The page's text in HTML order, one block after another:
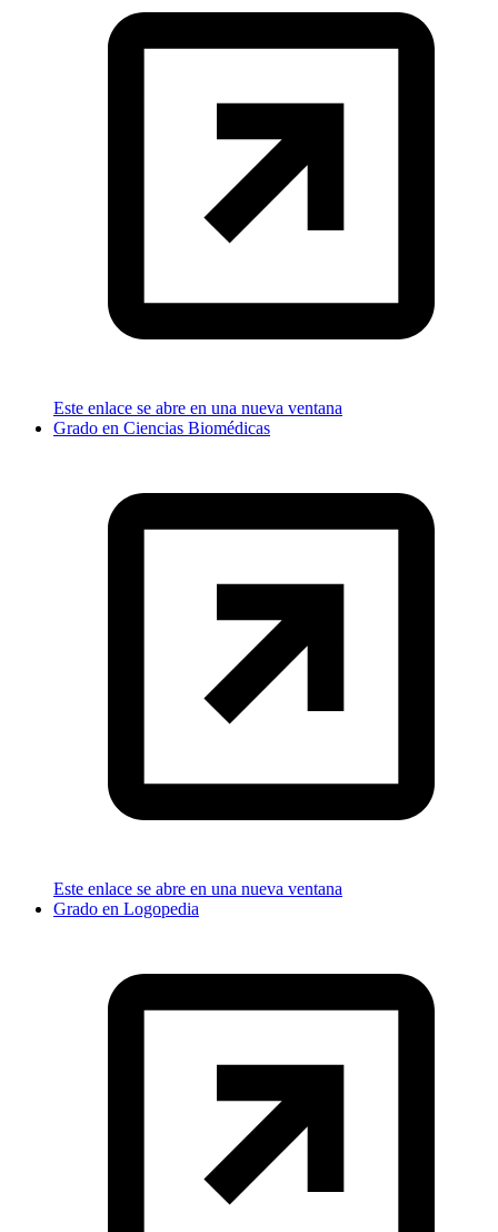
Este enlace se abre en una nueva ventana
Grado en Ciencias Biomédicas
Este enlace se abre en una nueva ventana
Grado en Logopedia